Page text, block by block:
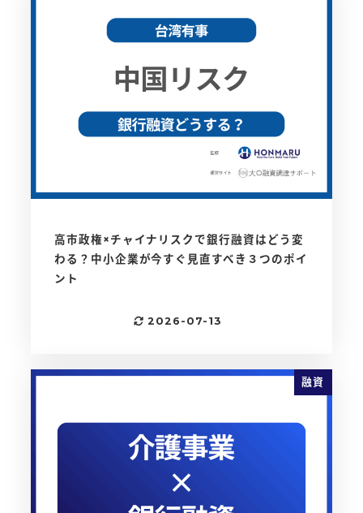
高市政権×チャイナリスクで銀行融資はどう変
わる？中小企業が今すぐ見直すべき３つのポイ
ント
更新日
2026-07-13
融資